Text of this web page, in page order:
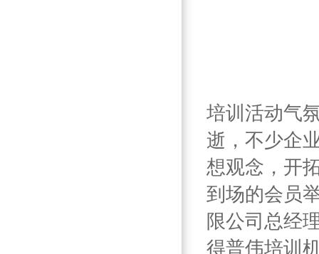
培训活动气
逝，不少企
想观念，开
到场的会员
限公司总经
得普伟培训